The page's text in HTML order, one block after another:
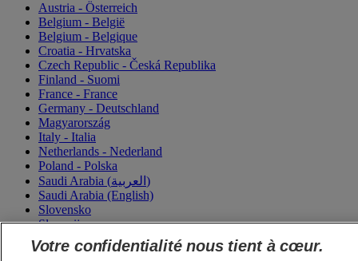
Austria - Österreich
Belgium - België
Belgium - Belgique
Croatia - Hrvatska
Czech Republic - Česká Republika
Finland - Suomi
France - France
Germany - Deutschland
Magyarország
Italy - Italia
Netherlands - Nederland
Poland - Polska
Saudi Arabia (العربية)
Saudi Arabia (English)
Slovensko
Slovenija
Switzerland (Schweiz)
Switzerland (Suisse)
Votre confidentialité nous tient à cœur.